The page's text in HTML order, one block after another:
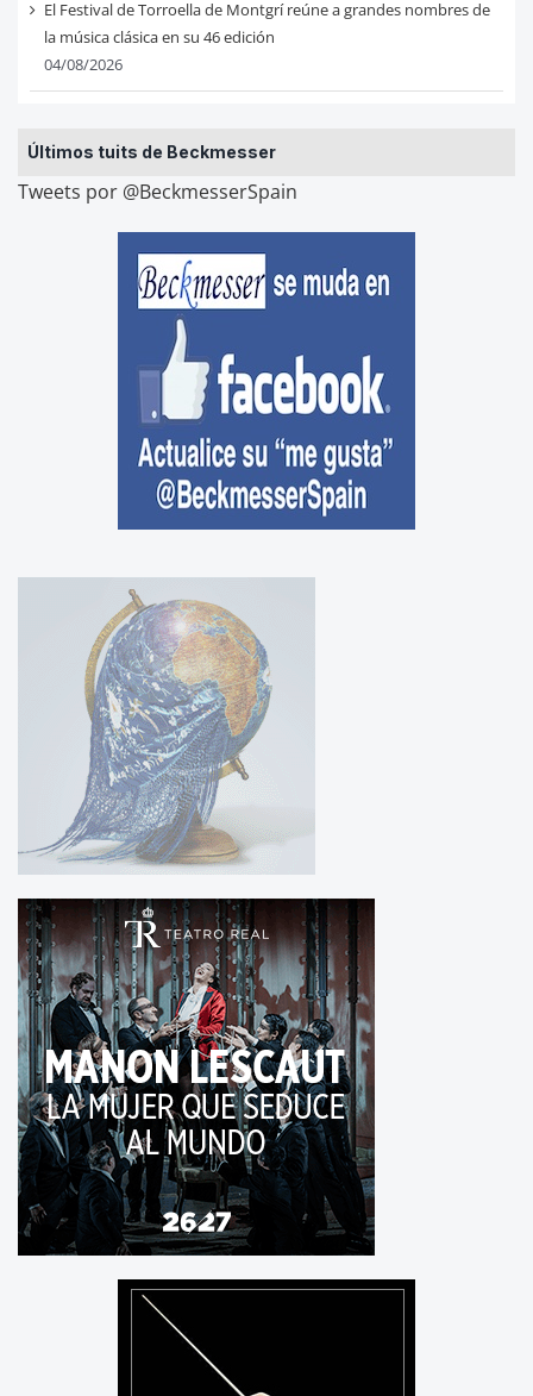
El Festival de Torroella de Montgrí reúne a grandes nombres de
la música clásica en su 46 edición
04/08/2026
Últimos tuits de Beckmesser
Tweets por @BeckmesserSpain